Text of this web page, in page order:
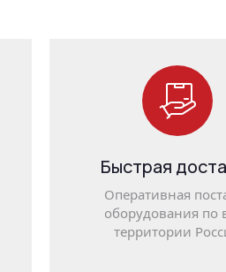
Быстрая
Оперативная
оборудования по
территории